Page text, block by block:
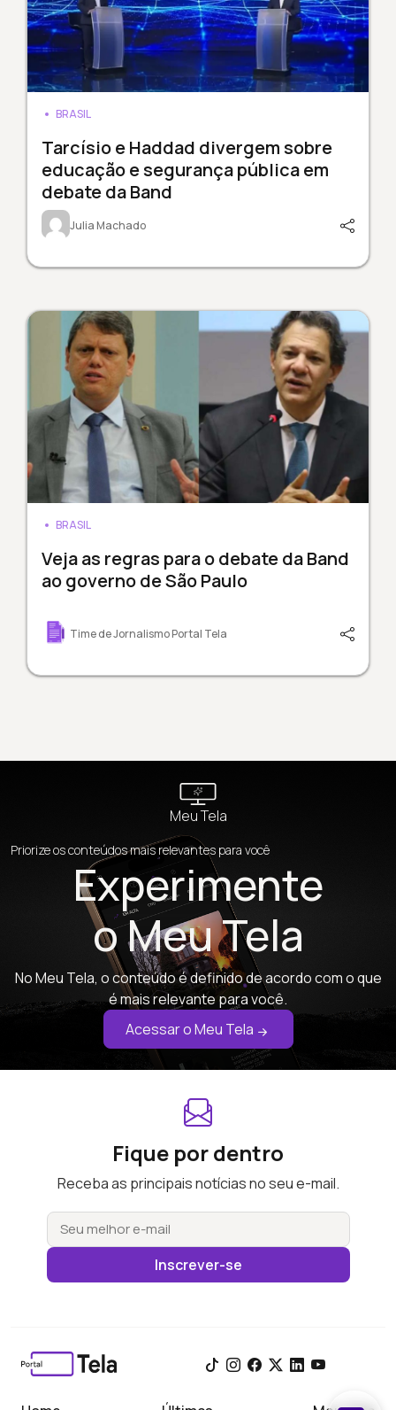
BRASIL
Tarcísio e Haddad divergem sobre
educação e segurança pública em
debate da Band
Julia Machado
BRASIL
Veja as regras para o debate da Band
ao governo de São Paulo
Time de Jornalismo Portal Tela
Meu Tela
Priorize os conteúdos mais relevantes para você
Experimente
o Meu Tela
No Meu Tela, o conteúdo é definido de acordo com o que
é mais relevante para você.
Acessar o Meu Tela
Fique por dentro
Receba as principais notícias no seu e-mail.
Inscrever-se